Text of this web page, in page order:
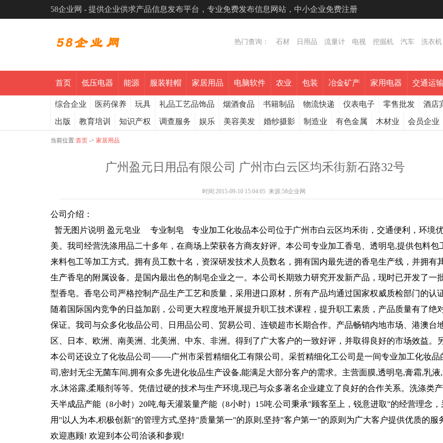
58企业网 - 提供企业供求产品信息发布平台，专业免费发布信息网站，中小企业免费注册
热门查询： 石材 日用品 流量计 电视 挖掘机 汽车 洗衣机
首页 低压电器 能源 服装鞋帽 家居用品 电脑软件 农业 包装 冶金矿产 家用电器 交通运
综合企业 医药保养 玩具 礼品工艺品饰品 烟酒食品 书籍制品 物流快递 仪表电子 零售批发 酒店
出版 教育培训 知识产权 调查服务 娱乐 美容美发 婚纱摄影 制造业 有色金属 木材业 会员企业
当前位置:首页 -> 家居用品
广州盈元日用品有限公司 广州市白云区均禾街新石路32号
时间:2015-09-10 15:04:05 来源:58企业网
公司介绍：
暂无图片说明 盈元皂业 专业制皂 专业加工化妆品本公司位于广州市白云区均禾街，交通便利，环境
美。我司经营洗涤用品二十多年，在商场上荣获各方商友好评。本公司专业加工香皂、透明皂,提供包料包
来料包工等加工方式。拥有员工数十名，资深研发技术人员数名，拥有国内最先进的香皂生产线，并拥有
生产香皂的附属设备。是国内最出色的制皂企业之一。本公司长期致力研究开发新产品，现时已开发了一
型香皂。香皂公司严格控制产品生产工艺和质量，采用进口原材，所有产品均通过国家权威质检部门的认
随着国际国内竞争的日益加剧，公司更大程度地开展提升职工技术课程，提升职工素质，产品质量有了绝
保证。我司与众多化妆品公司、日用品公司、贸易公司、连锁超市长期合作。产品畅销内地市场、港澳台
区、日本、欧洲、南美洲、北美洲、中东、非洲。得到了广大客户的一致好评，并取得良好的市场效益。
本公司还设立了化妆品公司——-广州市采哲精细化工有限公司。采哲精细化工公司是一间专业加工化妆品
司,密封无尘无菌车间,拥有众多先进化妆品生产设备,能满足大部分客户的需求。主营面膜,透明皂,膏霜,乳液
水,沐浴露,柔顺剂等等。凭借过硬的技术与生产环境,现已与众多著名企业建立了良好的合作关系。洗涤类
天半成品产能（8小时）20吨,每天灌装量产能（8小时）15吨.公司秉承"顾客至上，锐意进取"的经营理念，
用"以人为本,积极创新"的管理方式,坚持"质量第一"的原则,坚持"客户第一"的原则为广大客户提供优质的服
欢迎惠顾! 欢迎到本公司洽谈和参观!